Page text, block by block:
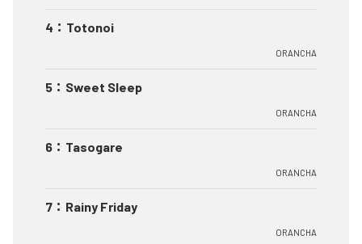
4 ： Totonoi
ORANCHA
5 ： Sweet Sleep
ORANCHA
6 ： Tasogare
ORANCHA
7 ： Rainy Friday
ORANCHA